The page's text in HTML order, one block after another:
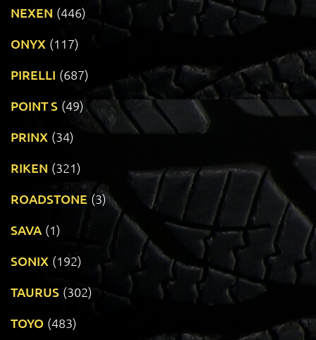
NEXEN (446)
ONYX (117)
PIRELLI (687)
POINT S (49)
PRINX (34)
RIKEN (321)
ROADSTONE (3)
SAVA (1)
SONIX (192)
TAURUS (302)
TOYO (483)